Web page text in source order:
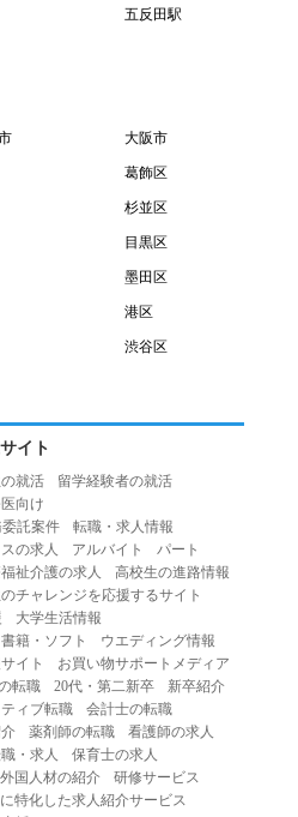
五反田駅
大阪市
葛飾区
杉並区
目黒区
墨田区
港区
渋谷区
イト
就活
留学経験者の就活
向け
託案件
転職・求人情報
の求人 アルバイト
パート
祉介護の求人
高校生の進路情報
チャレンジを応援するサイト
大学生活情報
籍・ソフト
ウエディング情報
イト
お買い物サポートメディア
転職 20代・第二新卒
新卒紹介
ィブ転職
会計士の転職
薬剤師の転職
看護師の求人
・求人
保育士の求人
外国人材の紹介
研修サービス
特化した求人紹介サービス